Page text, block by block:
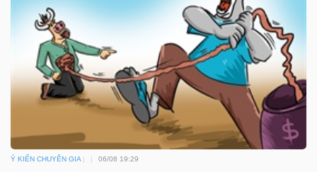
Ý KIẾN CHUYÊN GIA 06/08 19:29
Dịch
tạo